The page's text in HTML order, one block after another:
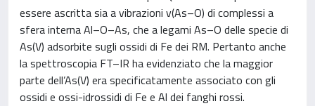
essere ascritta sia a vibrazioni v(As–O) di complessi a
sfera interna Al–O–As, che a legami As–O delle specie di
As(V) adsorbite sugli ossidi di Fe dei RM. Pertanto anche
la spettroscopia FT–IR ha evidenziato che la maggior
parte dell’As(V) era specificatamente associato con gli
ossidi e ossi-idrossidi di Fe e Al dei fanghi rossi.